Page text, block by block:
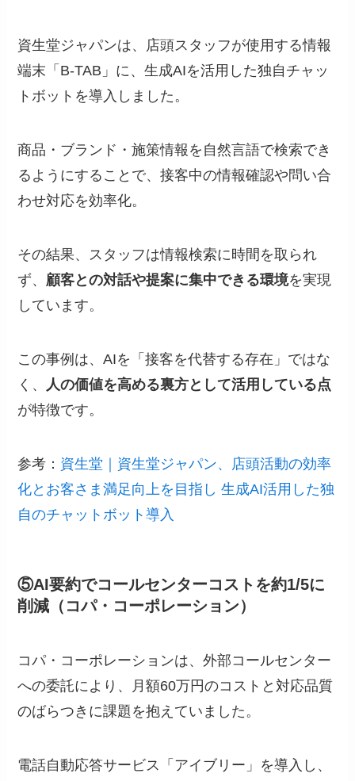
資生堂ジャパンは、店頭スタッフが使用する情報
端末「B-TAB」に、生成AIを活用した独自チャッ
トボットを導入しました。
商品・ブランド・施策情報を自然言語で検索でき
るようにすることで、接客中の情報確認や問い合
わせ対応を効率化。
その結果、スタッフは情報検索に時間を取られ
ず、 顧客との対話や提案に集中できる環境を実現
しています。
この事例は、AIを「接客を代替する存在」ではな
く、
人の価値を高める裏方として活用している点
が特徴です。
参考： 資生堂｜資生堂ジャパン、店頭活動の効率
化とお客さま満足向上を目指し 生成AI活用した独
自のチャットボット導入
⑤AI要約でコールセンターコストを約1/5に
削減（コパ・コーポレーション）
コパ・コーポレーションは、外部コールセンター
への委託により、月額60万円のコストと対応品質
のばらつきに課題を抱えていました。
電話自動応答サービス「アイブリー」を導入し、